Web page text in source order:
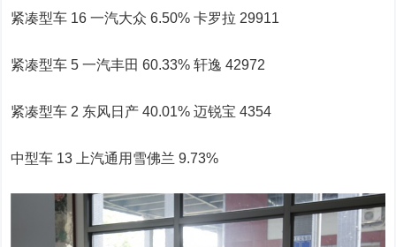
紧凑型车 16 一汽大众 6.50% 卡罗拉 29911
紧凑型车 5 一汽丰田 60.33% 轩逸 42972
紧凑型车 2 东风日产 40.01% 迈锐宝 4354
中型车 13 上汽通用雪佛兰 9.73%